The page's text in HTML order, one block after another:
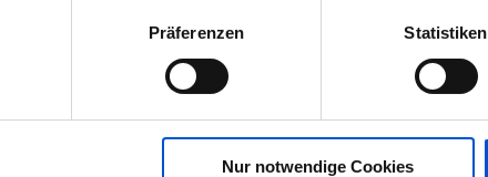
Präferenzen Statistiken
Nur notwendige Cookies